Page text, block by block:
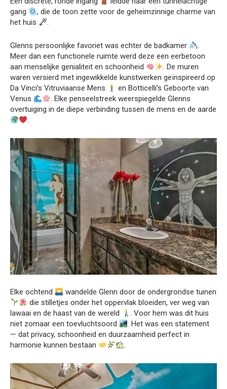
gang
, die de toon zette voor de geheimzinnige charme van
het huis
.
Glenns persoonlijke favoriet was echter de badkamer
.
Meer dan een functionele ruimte werd deze een eerbetoon
aan menselijke genialiteit en schoonheid
. De muren
waren versierd met ingewikkelde kunstwerken geïnspireerd op
Da Vinci’s Vitruviaanse Mens
en Botticelli’s Geboorte van
Venus
. Elke penseelstreek weerspiegelde Glenns
overtuiging in de diepe verbinding tussen de mens en de aarde
.
Elke ochtend
wandelde Glenn door de ondergrondse tuinen
die stilletjes onder het oppervlak bloeiden, ver weg van
lawaai en de haast van de wereld
. Voor hem was dit huis
niet zomaar een toevluchtsoord
. Het was een statement
— dat privacy, schoonheid en duurzaamheid perfect in
harmonie kunnen bestaan
.